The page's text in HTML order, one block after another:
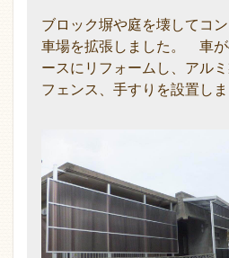
ブロック塀や庭を壊してコ
車場を拡張しました。 車
ースにリフォームし、アル
フェンス、手すりを設置しま